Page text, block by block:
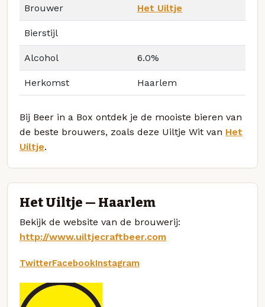
Brouwer Het Uiltje
Bierstijl
Alcohol 6.0%
Herkomst Haarlem
Bij Beer in a Box ontdek je de mooiste bieren van
de beste brouwers, zoals deze Uiltje Wit van Het
Uiltje.
Het Uiltje — Haarlem
Bekijk de website van de brouwerij:
http://www.uiltjecraftbeer.com
TwitterFacebookInstagram